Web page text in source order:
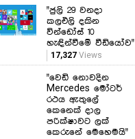
"ජුලි 29 වනදා
කලඑලි දකින
වින්ඩෝස් 10
හැඳින්වීමේ වීඩියෝව"
17,327 Views
"වෙඩි නොවදින
Mercedes මෝටර්
රථය ඇතුලේ
කෙනෙක් දාල
පරික්ෂාවට ලක්
කෙරුනේ මෙහෙමයි"